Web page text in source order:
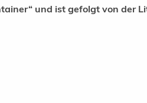
und ist gefolgt von der